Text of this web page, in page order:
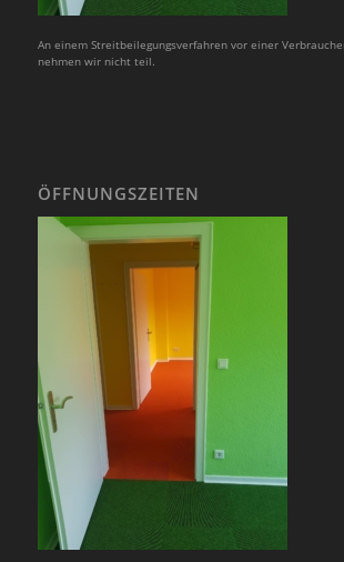
An einem Streitbeilegungsverfahren vor einer
nehmen wir nicht teil.
ÖFFNUNGSZEITEN